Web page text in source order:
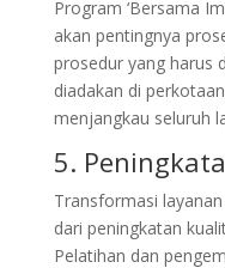
Program ‘Bersama
akan pentingnya
prosedur yang harus
diadakan di
menjangkau seluruh
5.
Transformasi
dari peningkatan
Pelatihan dan